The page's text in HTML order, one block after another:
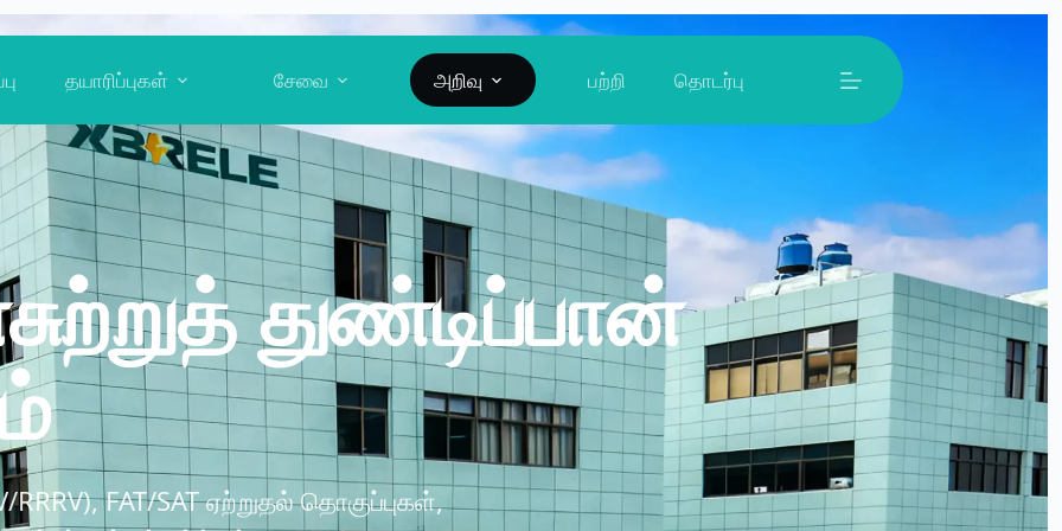
தயாரிப்புகள் சேவை அறிவு பற்றி தொடர்பு
துண்டிப்பான்
RRRV), FAT/SAT ஏற்றுதல் தொகுப்புகள்,